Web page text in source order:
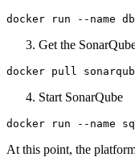
Get the
Start SonarQube
At this point, the